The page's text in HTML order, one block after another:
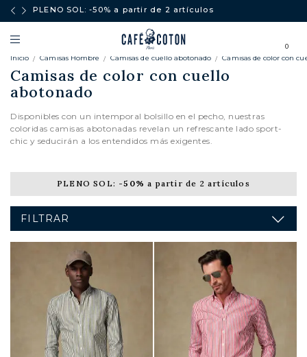
a PLENO SOL: -50% a partir de 2 artículos
0
Inicio Camisas Hombre Camisas de cuello abotonado Camisas de color con
Camisas de color con cuello
abotonado
Disponibles con un intemporal bolsillo en el pecho, nuestras
coloridas camisas abotonadas revelan un refrescante lado sport-
chic y seducirán a los entendidos más exigentes.
PLENO SOL: -50% a partir de 2 artículos
FILTRAR